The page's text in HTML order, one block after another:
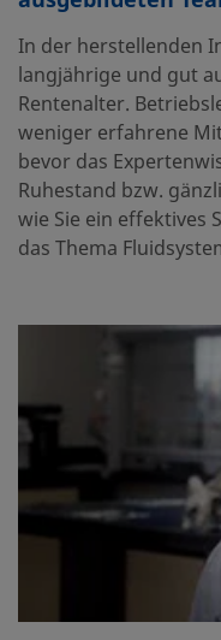
In der herstellenden
langjährige und gut
Rentenalter.
weniger erfahrene
bevor das
Ruhestand bzw.
wie Sie ein effektives
das Thema